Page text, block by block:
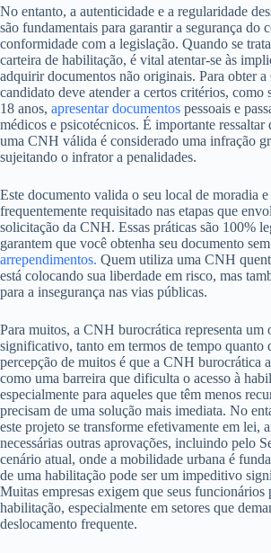
No entanto, a autenticidade e a regularidade
são fundamentais para garantir a segurança do
conformidade com a legislação. Quando se
carteira de habilitação, é vital atentar-se às
adquirir documentos não originais. Para obter
candidato deve atender a certos critérios, como
18 anos, apresentar documentos pessoais e
médicos e psicotécnicos. É importante ressaltar
uma CNH válida é considerado uma infração
sujeitando o infrator a penalidades.
Este documento valida o seu local de moradia e
frequentemente requisitado nas etapas que
solicitação da CNH. Essas práticas são 100%
garantem que você obtenha seu documento
arrependimentos. Quem utiliza uma CNH
está colocando sua liberdade em risco, mas
para a insegurança nas vias públicas.
Para muitos, a CNH burocrática representa um
significativo, tanto em termos de tempo quanto
percepção de muitos é que a CNH burocrática
como uma barreira que dificulta o acesso à
especialmente para aqueles que têm menos
precisam de uma solução mais imediata. No
este projeto se transforme efetivamente em lei,
necessárias outras aprovações, incluindo pelo
cenário atual, onde a mobilidade urbana é
de uma habilitação pode ser um impeditivo
Muitas empresas exigem que seus funcionários
habilitação, especialmente em setores que
deslocamento frequente.